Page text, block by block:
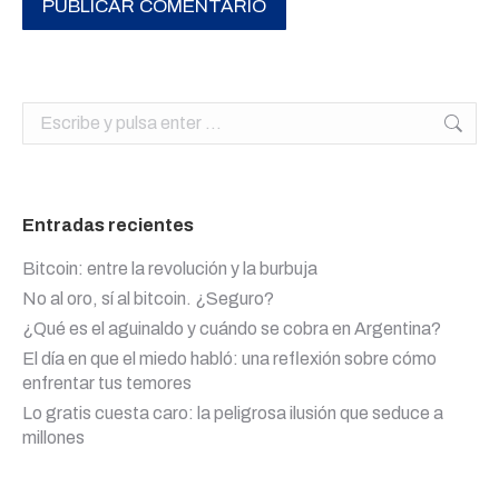
PUBLICAR COMENTARIO
Buscar:
Entradas recientes
Bitcoin: entre la revolución y la burbuja
No al oro, sí al bitcoin. ¿Seguro?
¿Qué es el aguinaldo y cuándo se cobra en Argentina?
El día en que el miedo habló: una reflexión sobre cómo
enfrentar tus temores
Lo gratis cuesta caro: la peligrosa ilusión que seduce a
millones